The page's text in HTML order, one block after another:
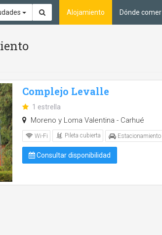
Alojamiento Dónde comer
Complejo Levalle
1 estrella
Moreno y Loma Valentina - Carhué
Wi-Fi Pileta cubierta Estacionamiento
Consultar disponibilidad